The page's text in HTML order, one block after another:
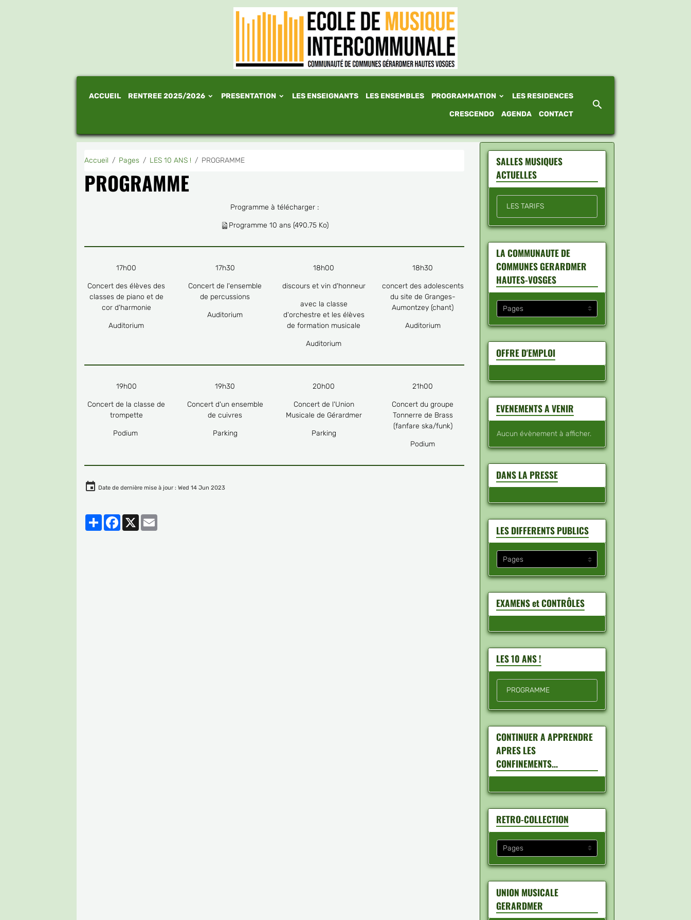
ACCUEIL RENTREE 2025/2026 PRESENTATION LES ENSEIGNANTS LES ENSEMBLES PROGRAMMATION LES RESIDENCES
CRESCENDO AGENDA CONTACT
Accueil Pages LES 10 ANS ! PROGRAMME
PROGRAMME
Programme à télécharger :
Programme 10 ans(490.75 Ko)
17h00
Concert des élèves des
classes de piano et de
cor d'harmonie
Auditorium
17h30
Concert de l'ensemble
de percussions
Auditorium
18h00
discours et vin d'honneur
avec la classe
d'orchestre et les élèves
de formation musicale
Auditorium
18h30
concert des adolescents
du site de Granges-
Aumontzey (chant)
Auditorium
19h00
Concert de la classe de
trompette
Podium
19h30
Concert d'un ensemble
de cuivres
Parking
20h00
Concert de l'Union
Musicale de Gérardmer
Parking
21h00
Concert du groupe
Tonnerre de Brass
(fanfare ska/funk)
Podium
Date de dernière mise à jour : Wed 14 Jun 2023
PartagerFacebook
X
SALLES MUSIQUES
ACTUELLES
LES TARIFS
LA COMMUNAUTE DE
COMMUNES GERARDMER
HAUTES-VOSGES
OFFRE D'EMPLOI
EVENEMENTS A VENIR
Aucun évènement à afficher.
DANS LA PRESSE
LES DIFFERENTS PUBLICS
EXAMENS et CONTRÔLES
LES 10 ANS !
PROGRAMME
CONTINUER A APPRENDRE
APRES LES
CONFINEMENTS...
RETRO-COLLECTION
UNION MUSICALE
GERARDMER